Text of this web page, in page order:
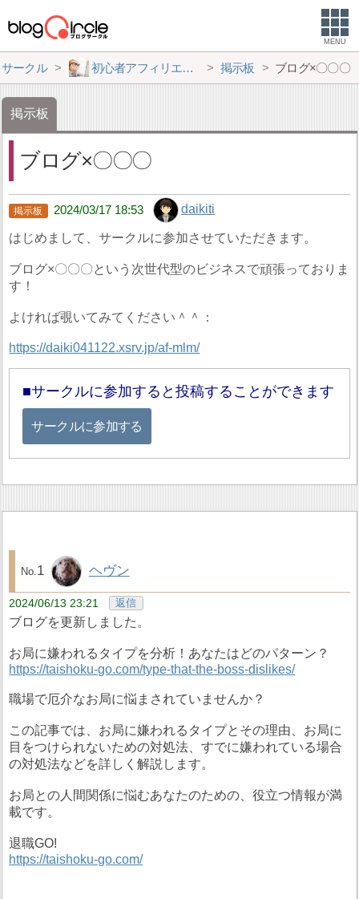
MENU
サークル 初心者アフィリエイター♪♪ 掲示板 ブログ×〇〇〇
掲示板
ブログ×〇〇〇
2024/03/17 18:53 daikiti
はじめまして、サークルに参加させていただきます。
ブログ×〇〇〇という次世代型のビジネスで頑張っておりま
す！
よければ覗いてみてください＾＾：
https://daiki041122.xsrv.jp/af-mlm/
サークルに参加すると投稿することができます
サークルに参加する
1 ヘヴン
2024/06/13 23:21 返信
ブログを更新しました。
お局に嫌われるタイプを分析！あなたはどのパターン？
https://taishoku-go.com/type-that-the-boss-dislikes/
職場で厄介なお局に悩まされていませんか？
この記事では、お局に嫌われるタイプとその理由、お局に
目をつけられないための対処法、すでに嫌われている場合
の対処法などを詳しく解説します。
お局との人間関係に悩むあなたのための、役立つ情報が満
載です。
退職GO!
https://taishoku-go.com/